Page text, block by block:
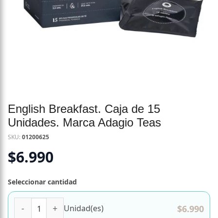
English Breakfast. Caja de 15
Unidades. Marca Adagio Teas
SKU:01200625
$6.990
Seleccionar cantidad
Unidad(es) $6.990